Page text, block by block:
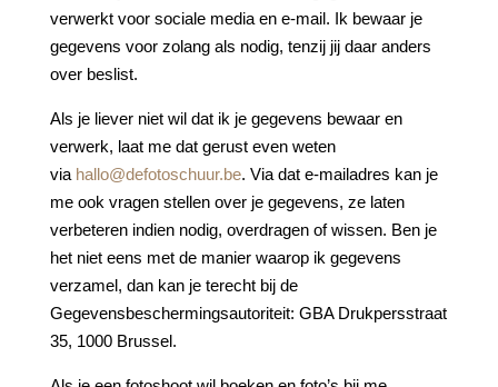
verwerkt voor sociale media en e-mail. Ik bewaar je
gegevens voor zolang als nodig, tenzij jij daar anders
over beslist.
Als je liever niet wil dat ik je gegevens bewaar en
verwerk, laat me dat gerust even weten
via hallo@defotoschuur.be. Via dat e-mailadres kan je
me ook vragen stellen over je gegevens, ze laten
verbeteren indien nodig, overdragen of wissen. Ben je
het niet eens met de manier waarop ik gegevens
verzamel, dan kan je terecht bij de
Gegevensbeschermingsautoriteit: GBA Drukpersstraat
35, 1000 Brussel.